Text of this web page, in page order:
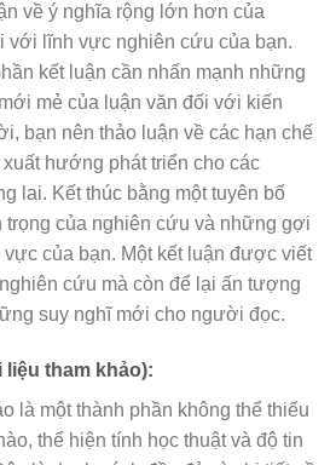
về ý nghĩa rộng lớn hơn của
với lĩnh vực nghiên cứu của bạn.
kết luận cần nhấn mạnh những
mẻ của luận văn đối với kiến
bạn nên thảo luận về các hạn chế
hướng phát triển cho các
lai. Kết thúc bằng một tuyên bố
trọng của nghiên cứu và những gợi
của bạn. Một kết luận được viết
cứu mà còn để lại ấn tượng
suy nghĩ mới cho người đọc.
liệu tham khảo):
là một thành phần không thể thiếu
thể hiện tính học thuật và độ tin